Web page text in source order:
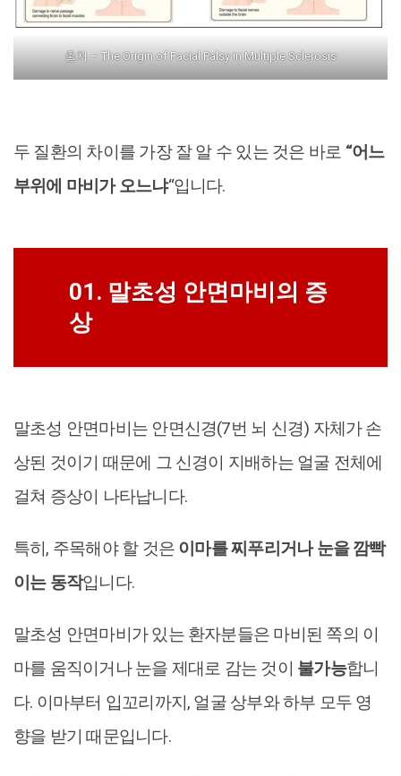
출처 – The Origin of Facial Palsy in Multiple Sclerosis
두 질환의 차이를 가장 잘 알 수 있는 것은 바로 “어느
부위에 마비가 오느냐“입니다.
01. 말초성 안면마비의 증
상
말초성 안면마비는 안면신경(7번 뇌 신경) 자체가 손
상된 것이기 때문에 그 신경이 지배하는 얼굴 전체에
걸쳐 증상이 나타납니다.
특히, 주목해야 할 것은 이마를 찌푸리거나 눈을 깜빡
이는 동작입니다.
말초성 안면마비가 있는 환자분들은 마비된 쪽의 이
마를 움직이거나 눈을 제대로 감는 것이 불가능합니
다. 이마부터 입꼬리까지, 얼굴 상부와 하부 모두 영
향을 받기 때문입니다.